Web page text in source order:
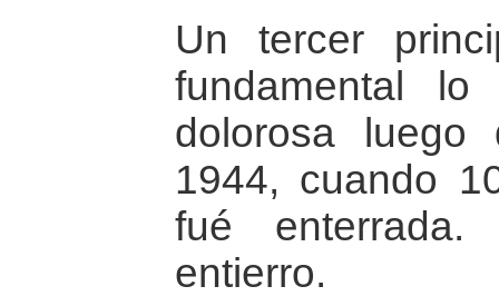
Un tercer
fundamental
dolorosa
1944, cuando
fué
entierro.